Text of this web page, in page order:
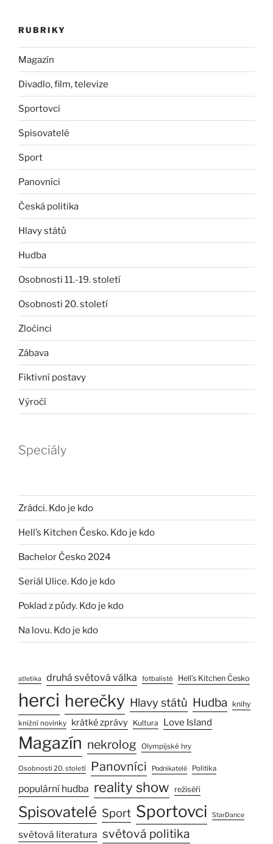
RUBRIKY
Magazín
Divadlo, film, televize
Sportovci
Spisovatelé
Sport
Panovníci
Česká politika
Hlavy států
Hudba
Osobnosti 11.-19. století
Osobnosti 20. století
Zločinci
Zábava
Fiktivní postavy
Výročí
Speciály
Zrádci. Kdo je kdo
Hell’s Kitchen Česko. Kdo je kdo
Bachelor Česko 2024
Seriál Ulice. Kdo je kdo
Poklad z půdy. Kdo je kdo
Na lovu. Kdo je kdo
atletika druhá světová válka fotbalisté Hell’s Kitchen Česko
herci herečky Hlavy států Hudba knihy
knižní novinky krátké zprávy Kultura Love Island
Magazín nekrolog Olympijské hry
Osobnosti 20. století Panovníci Podnikatelé Politika
populární hudba reality show režiséři
Spisovatelé Sport Sportovci StarDance
světová literatura světová politika